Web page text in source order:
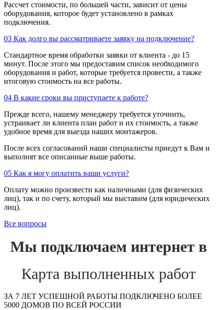
Рассчет стоимости, по большей части, зависит от цены
оборудования, которое будет установлено в рамках
подключения.
03 Как долго вы рассматриваете заявку на подключение?
Стандартное время обработки заявки от клиента - до 15
минут. После этого мы предоставим список необходимого
оборудования и работ, которые требуется провести, а также
итоговую стоимость на все работы.
04 В какие сроки вы приступаете к работе?
Прежде всего, нашему менеджеру требуется уточнить,
устраивает ли клиента план работ и их стоимость, а также
удобное время для выезда наших монтажеров.
После всех согласований наши специалисты приедут к Вам и
выполнят все описанные выше работы.
05 Как я могу оплатить ваши услуги?
Оплату можно произвести как наличными (для физических
лиц), так и по счету, который мы выставим (для юридических
лиц).
Все вопросы
Мы подключаем интернет в
Карта выполненных работ
ЗА 7 ЛЕТ УСПЕШНОЙ РАБОТЫ ПОДКЛЮЧЕНО БОЛЕЕ
5000 ДОМОВ ПО ВСЕЙ РОССИИ